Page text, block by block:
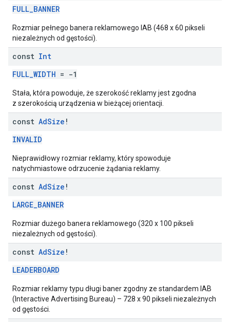
FULL_BANNER
Rozmiar pełnego banera reklamowego IAB (468 x 60 pikseli
niezależnych od gęstości).
const Int
FULL_WIDTH = -1
Stała, która powoduje, że szerokość reklamy jest zgodna
z szerokością urządzenia w bieżącej orientacji.
const AdSize !
INVALID
Nieprawidłowy rozmiar reklamy, który spowoduje
natychmiastowe odrzucenie żądania reklamy.
const AdSize !
LARGE_BANNER
Rozmiar dużego banera reklamowego (320 x 100 pikseli
niezależnych od gęstości).
const AdSize !
LEADERBOARD
Rozmiar reklamy typu długi baner zgodny ze standardem IAB
(Interactive Advertising Bureau) – 728 x 90 pikseli niezależnych
od gęstości.